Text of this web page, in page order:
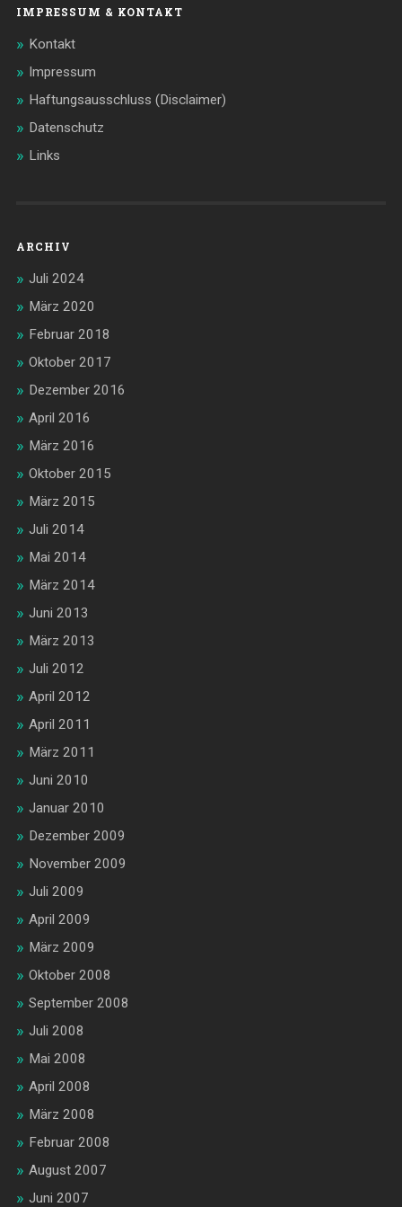
IMPRESSUM & KONTAKT
Kontakt
Impressum
Haftungsausschluss (Disclaimer)
Datenschutz
Links
ARCHIV
Juli 2024
März 2020
Februar 2018
Oktober 2017
Dezember 2016
April 2016
März 2016
Oktober 2015
März 2015
Juli 2014
Mai 2014
März 2014
Juni 2013
März 2013
Juli 2012
April 2012
April 2011
März 2011
Juni 2010
Januar 2010
Dezember 2009
November 2009
Juli 2009
April 2009
März 2009
Oktober 2008
September 2008
Juli 2008
Mai 2008
April 2008
März 2008
Februar 2008
August 2007
Juni 2007